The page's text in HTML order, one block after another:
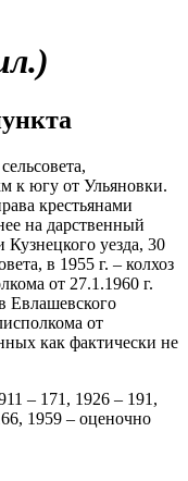
к югу от Ульяновки.
крестьянами
на дарственный
уезда, 30
в 1955 г. – колхоз
от 27.1.1960 г.
Евлашевского
от
как фактически не
– 171, 1926 – 191,
1959 – оценочно